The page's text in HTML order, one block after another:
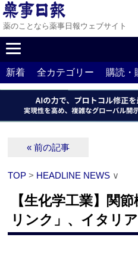
薬のことなら薬事日報ウェブサイト
新着 全カテゴリー 購読・
« 前の記事
TOP > HEADLINE NEWS ∨
【生化学工業】関
リンク」、イタリ